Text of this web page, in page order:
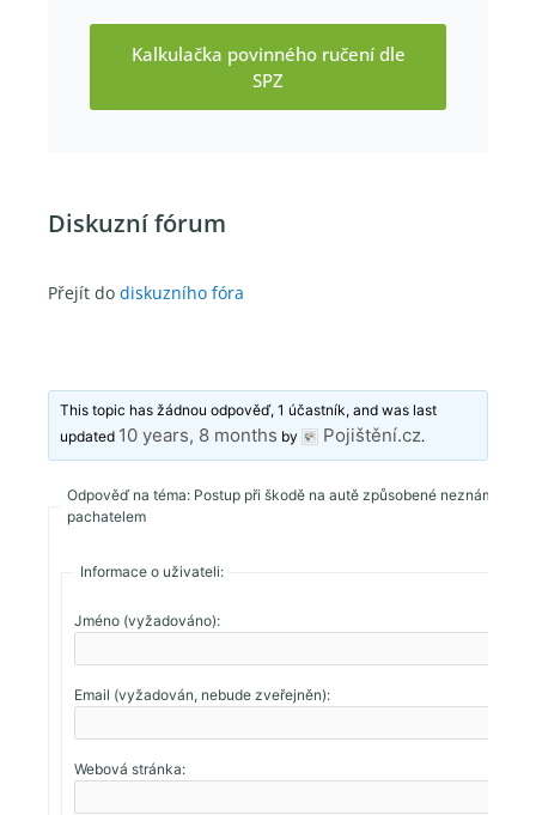
Kalkulačka povinného ručení dle
SPZ
Diskuzní fórum
Přejít do diskuzního fóra
This topic has žádnou odpověď, 1 účastník, and was last
updated 10 years, 8 months by Pojištění.cz.
Odpověď na téma: Postup při škodě na autě způsobené neznámým
pachatelem
Informace o uživateli:
Jméno (vyžadováno):
Email (vyžadován, nebude zveřejněn):
Webová stránka: